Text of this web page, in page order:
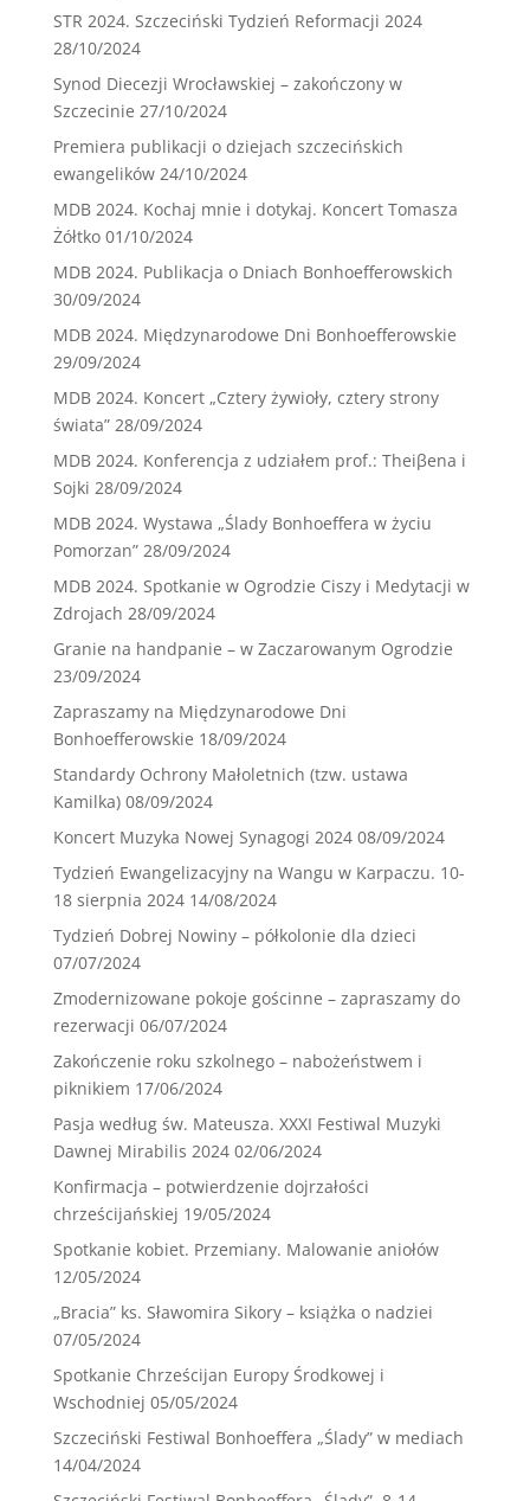
STR 2024. Szczeciński Tydzień Reformacji 2024
28/10/2024
Synod Diecezji Wrocławskiej – zakończony w
Szczecinie 27/10/2024
Premiera publikacji o dziejach szczecińskich
ewangelików 24/10/2024
MDB 2024. Kochaj mnie i dotykaj. Koncert Tomasza
Żółtko 01/10/2024
MDB 2024. Publikacja o Dniach Bonhoefferowskich
30/09/2024
MDB 2024. Międzynarodowe Dni Bonhoefferowskie
29/09/2024
MDB 2024. Koncert „Cztery żywioły, cztery strony
świata” 28/09/2024
MDB 2024. Konferencja z udziałem prof.: Theiβena i
Sojki 28/09/2024
MDB 2024. Wystawa „Ślady Bonhoeffera w życiu
Pomorzan” 28/09/2024
MDB 2024. Spotkanie w Ogrodzie Ciszy i Medytacji w
Zdrojach 28/09/2024
Granie na handpanie – w Zaczarowanym Ogrodzie
23/09/2024
Zapraszamy na Międzynarodowe Dni
Bonhoefferowskie 18/09/2024
Standardy Ochrony Małoletnich (tzw. ustawa
Kamilka) 08/09/2024
Koncert Muzyka Nowej Synagogi 2024 08/09/2024
Tydzień Ewangelizacyjny na Wangu w Karpaczu. 10-
18 sierpnia 2024 14/08/2024
Tydzień Dobrej Nowiny – półkolonie dla dzieci
07/07/2024
Zmodernizowane pokoje gościnne – zapraszamy do
rezerwacji 06/07/2024
Zakończenie roku szkolnego – nabożeństwem i
piknikiem 17/06/2024
Pasja według św. Mateusza. XXXI Festiwal Muzyki
Dawnej Mirabilis 2024 02/06/2024
Konfirmacja – potwierdzenie dojrzałości
chrześcijańskiej 19/05/2024
Spotkanie kobiet. Przemiany. Malowanie aniołów
12/05/2024
„Bracia” ks. Sławomira Sikory – książka o nadziei
07/05/2024
Spotkanie Chrześcijan Europy Środkowej i
Wschodniej 05/05/2024
Szczeciński Festiwal Bonhoeffera „Ślady” w mediach
14/04/2024